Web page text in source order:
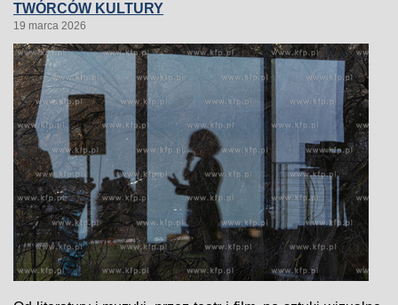
TWÓRCÓW KULTURY
19 marca 2026